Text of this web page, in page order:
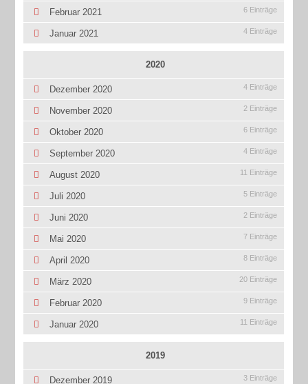
Februar 2021 6 Einträge
Januar 2021 4 Einträge
2020
Dezember 2020 4 Einträge
November 2020 2 Einträge
Oktober 2020 6 Einträge
September 2020 4 Einträge
August 2020 11 Einträge
Juli 2020 5 Einträge
Juni 2020 2 Einträge
Mai 2020 7 Einträge
April 2020 8 Einträge
März 2020 20 Einträge
Februar 2020 9 Einträge
Januar 2020 11 Einträge
2019
Dezember 2019 3 Einträge